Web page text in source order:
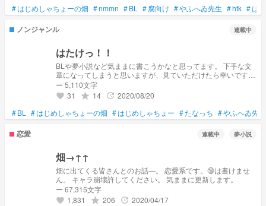
#はじめしゃちょーの畑 #nmmn #BL #腐向け #やふへゐ先生 #htk #は
ノンジャンル 連載中
はたけっ！！
BLや夢小説など気ままに書こうかなと思ってます。 下手な文
章になってしまうと思いますが、見ていただけたら幸いです‪
(*ˊᵕˋ* )
ー 5,110文字
favorite 31 grade 14 update 2020/08/20
#BL #はじめしゃちょーの畑 #はじめしゃちょー #たなっち #やふへゐ先生
恋愛 連載中 夢小説
畑→↑↑
畑に出てくる皆さんとのお話―。 恋愛系です。🔞は書けませ
ん。 キャラ崩壊許してください。 気ままに更新します。
ー 67,315文字
favorite 1,831 grade 206 update 2020/04/17